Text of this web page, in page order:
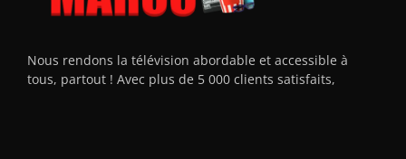
Nous rendons la télévision abordable et accessible à
tous, partout ! Avec plus de 5 000 clients satisfaits,